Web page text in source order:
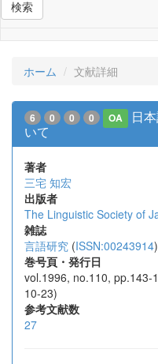
検索
ホーム 文献詳細
6 0 0 0 OA
日
いて
著者
三宅 知宏
出版者
The Linguistic Society of
雑誌
言語研究 (ISSN:00243914)
巻号頁・発行日
vol.1996, no.110, pp.143-
10-23)
参考文献数
27